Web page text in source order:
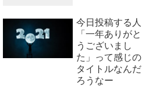
今日投稿する人
「一年ありがと
うございまし
た」って感じの
タイトルなんだ
ろうなー